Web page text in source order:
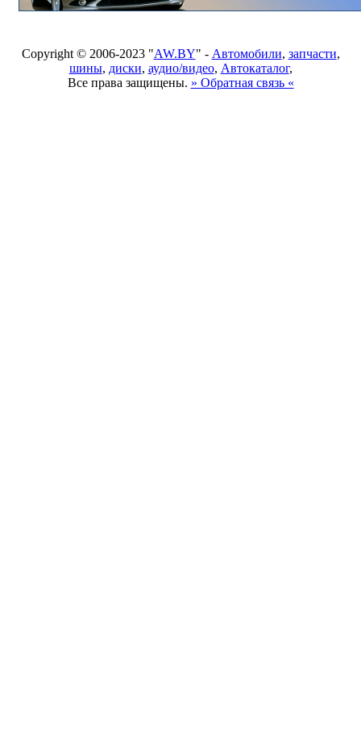
Copyright © 2006-2023 "AW.BY" - Автомобили, запчасти,
шины, диски, аудио/видео, Автокаталог,
Все права защищены. » Обратная связь «